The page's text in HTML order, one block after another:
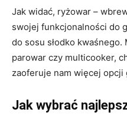
Jak widać, ryżowar –
swojej funkcjonalności do
do sosu słodko
parowar czy multicooker,
zaoferuje nam więcej opcji
Jak wybrać